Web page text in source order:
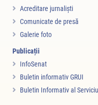
Acreditare jurnalişti
Comunicate de presă
Galerie foto
Publicații
InfoSenat
Buletin informativ GRUI
Buletin Informativ al